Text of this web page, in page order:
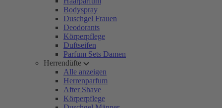
Bodyspray
Duschgel Frauen
Deodorants
Körperpflege
Duftseifen
Parfum Sets Damen
Herrendüfte
Alle anzeigen
Herrenparfum
After Shave
Körperpflege